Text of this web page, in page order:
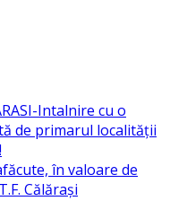
Intalnire cu o
de primarul localității
în valoare de
Călăraşi